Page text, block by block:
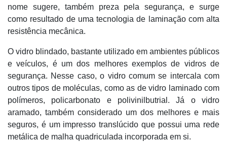
nome sugere, também preza pela segurança, e surge
como resultado de uma tecnologia de laminação com alta
resistência mecânica.
O vidro blindado, bastante utilizado em ambientes públicos
e veículos, é um dos melhores exemplos de vidros de
segurança. Nesse caso, o vidro comum se intercala com
outros tipos de moléculas, como as de vidro laminado com
polímeros, policarbonato e polivinilbutrial. Já o vidro
aramado, também considerado um dos melhores e mais
seguros, é um impresso translúcido que possui uma rede
metálica de malha quadriculada incorporada em si.